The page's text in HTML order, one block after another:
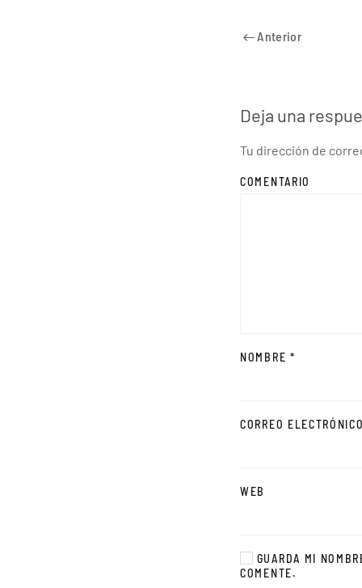
Anterior
Deja una
Tu dirección de
COMENTARIO
NOMBRE *
CORREO
WEB
GUARDA MI
COMENTE.